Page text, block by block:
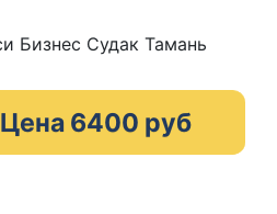
Цена 6400 руб